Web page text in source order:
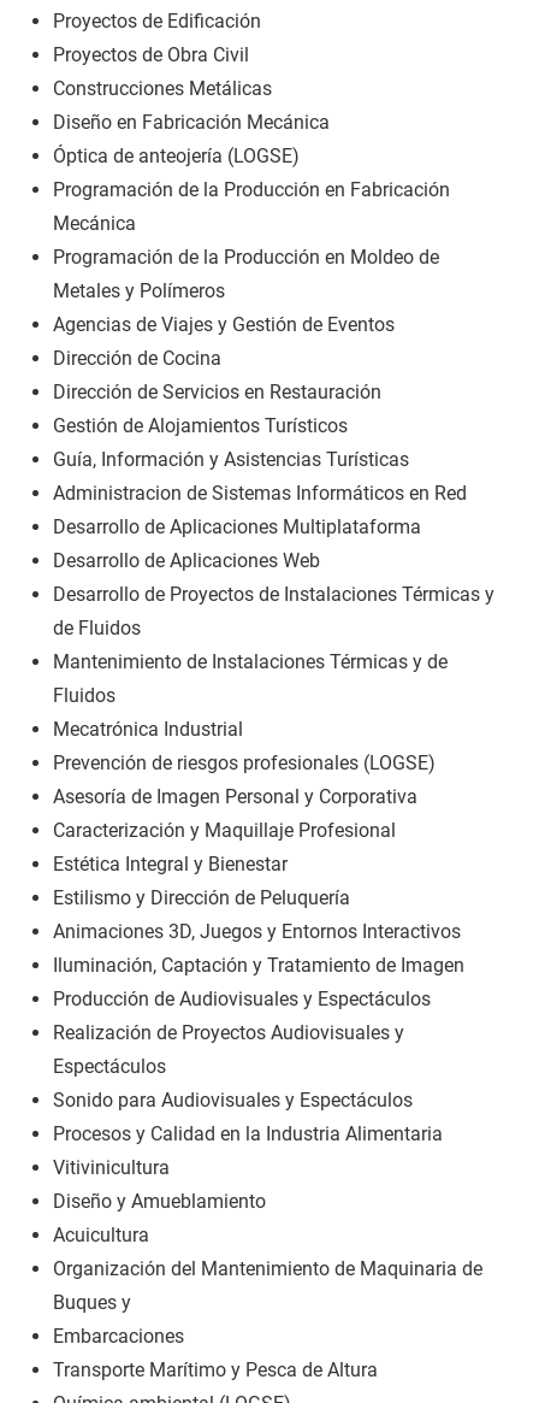
Proyectos de Edificación
Proyectos de Obra Civil
Construcciones Metálicas
Diseño en Fabricación Mecánica
Óptica de anteojería (LOGSE)
Programación de la Producción en Fabricación
Mecánica
Programación de la Producción en Moldeo de
Metales y Polímeros
Agencias de Viajes y Gestión de Eventos
Dirección de Cocina
Dirección de Servicios en Restauración
Gestión de Alojamientos Turísticos
Guía, Información y Asistencias Turísticas
Administracion de Sistemas Informáticos en Red
Desarrollo de Aplicaciones Multiplataforma
Desarrollo de Aplicaciones Web
Desarrollo de Proyectos de Instalaciones Térmicas y
de Fluidos
Mantenimiento de Instalaciones Térmicas y de
Fluidos
Mecatrónica Industrial
Prevención de riesgos profesionales (LOGSE)
Asesoría de Imagen Personal y Corporativa
Caracterización y Maquillaje Profesional
Estética Integral y Bienestar
Estilismo y Dirección de Peluquería
Animaciones 3D, Juegos y Entornos Interactivos
Iluminación, Captación y Tratamiento de Imagen
Producción de Audiovisuales y Espectáculos
Realización de Proyectos Audiovisuales y
Espectáculos
Sonido para Audiovisuales y Espectáculos
Procesos y Calidad en la Industria Alimentaria
Vitivinicultura
Diseño y Amueblamiento
Acuicultura
Organización del Mantenimiento de Maquinaria de
Buques y
Embarcaciones
Transporte Marítimo y Pesca de Altura